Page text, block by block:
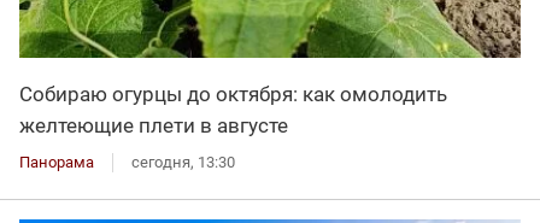
Собираю огурцы до октября: как омолодить
желтеющие плети в августе
Панорама сегодня, 13:30